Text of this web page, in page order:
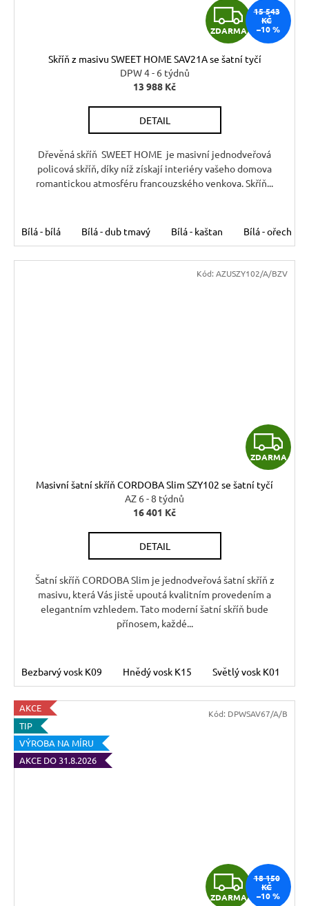
Z
D
A
A
ZDARMA
15 543
KČ
–10 %
Skříň z masivu SWEET HOME SAV21A se šatní tyčí
DPW 4 - 6 týdnů
13 988 Kč
DETAIL
Dřevěná skříň SWEET HOME je masivní jednodveřová
policová skříň, díky níž získají interiéry vašeho domova
romantickou atmosféru francouzského venkova. Skříň...
Bílá - bílá Bílá - dub tmavý Bílá - kaštan Bílá - ořech
Z
D
ZDARMA
Masivní šatní skříň CORDOBA Slim SZY102 se šatní tyčí
AZ 6 - 8 týdnů
16 401 Kč
DETAIL
Šatní skříň CORDOBA Slim je jednodveřová šatní skříň z
masivu, která Vás jistě upoutá kvalitním provedením a
elegantním vzhledem. Tato moderní šatní skříň bude
přínosem, každé...
Bezbarvý vosk K09 Hnědý vosk K15 Světlý vosk K01
Kód: AZUSZY102/A/BZV
AKCE
TIP
VÝROBA NA MÍRU
AKCE DO 31.8.2026
Z
ZDARMA
18 150
KČ
–10 %
Kód: DPWSAV67/A/B